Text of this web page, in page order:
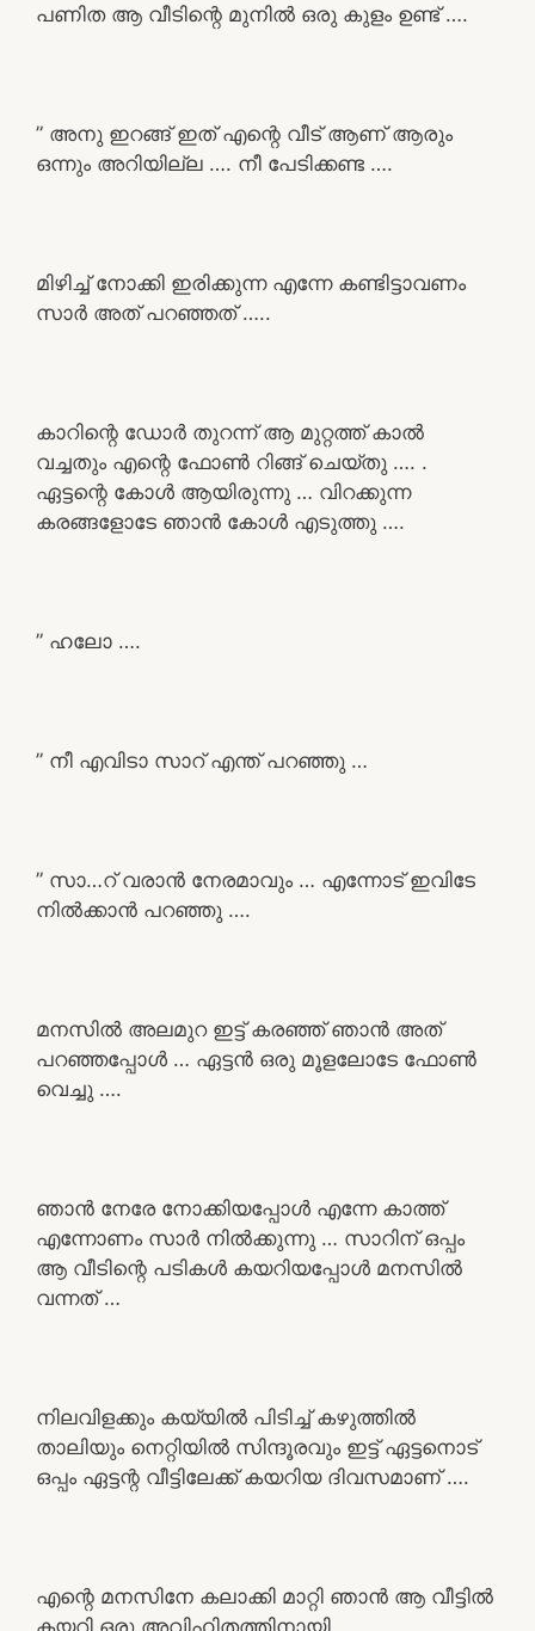
പണിത ആ വീടിന്റെ മുനിൽ ഒരു കുളം ഉണ്ട് ….
” അനു ഇറങ്ങ് ഇത് എന്റെ വീട് ആണ് ആരും
ഒന്നും അറിയില്ല …. നീ പേടിക്കണ്ട ….
മിഴിച്ച് നോക്കി ഇരിക്കുന്ന എന്നേ കണ്ടിട്ടാവണം
സാർ അത് പറഞ്ഞത് …..
കാറിന്റെ ഡോർ തുറന്ന് ആ മുറ്റത്ത് കാൽ
വച്ചതും എന്റെ ഫോൺ റിങ്ങ് ചെയ്തു …. .
ഏട്ടന്റെ കോൾ ആയിരുന്നു … വിറക്കുന്ന
കരങ്ങളോടേ ഞാൻ കോൾ എടുത്തു ….
” ഹലോ ….
” നീ എവിടാ സാറ് എന്ത് പറഞ്ഞു …
” സാ…റ് വരാൻ നേരമാവും … എന്നോട് ഇവിടേ
നിൽക്കാൻ പറഞ്ഞു ….
മനസിൽ അലമുറ ഇട്ട് കരഞ്ഞ് ഞാൻ അത്
പറഞ്ഞപ്പോൾ … ഏട്ടൻ ഒരു മൂളലോടേ ഫോൺ
വെച്ചു ….
ഞാൻ നേരേ നോക്കിയപ്പോൾ എന്നേ കാത്ത്
എന്നോണം സാർ നിൽക്കുന്നു … സാറിന് ഒപ്പം
ആ വീടിന്റെ പടികൾ കയറിയപ്പോൾ മനസിൽ
വന്നത് …
നിലവിളക്കും കയ്യിൽ പിടിച്ച് കഴുത്തിൽ
താലിയും നെറ്റിയിൽ സിന്ദൂരവും ഇട്ട് ഏട്ടനൊട്
ഒപ്പം ഏട്ടന്റ വീട്ടിലേക്ക് കയറിയ ദിവസമാണ് ….
എന്റെ മനസിനേ കലാക്കി മാറ്റി ഞാൻ ആ വീട്ടിൽ
കയറി ഒരു അവിഹിതത്തിനായി ….